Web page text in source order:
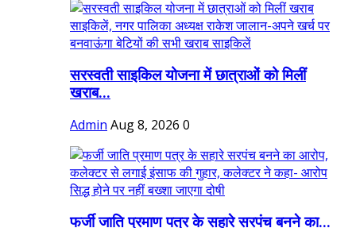
सरस्वती साइकिल योजना में छात्राओं को मिलीं
खराब...
Admin Aug 8, 2026 0
फर्जी जाति प्रमाण पत्र के सहारे सरपंच बनने का...